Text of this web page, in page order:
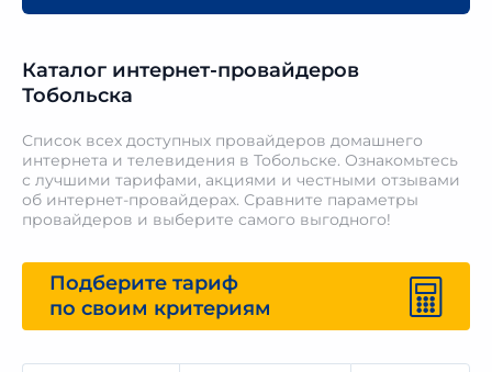
Каталог интернет-провайдеров
Тобольска
Список всех доступных провайдеров домашнего
интернета и телевидения в Тобольске. Ознакомьтесь
с лучшими тарифами, акциями и честными отзывами
об интернет-провайдерах. Сравните параметры
провайдеров и выберите самого выгодного!
Подберите тариф
по своим критериям